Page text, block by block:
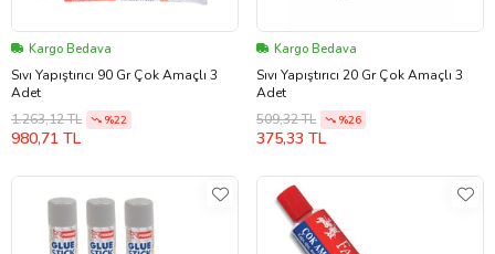
Kargo Bedava
Sıvı Yapıştırıcı 90 Gr Çok Amaçlı 3
Adet
1.263,12 TL
%22
980,71 TL
Kargo Bedava
Sıvı Yapıştırıcı 20 Gr Çok Amaçlı 3
Adet
509,32 TL
%26
375,33 TL